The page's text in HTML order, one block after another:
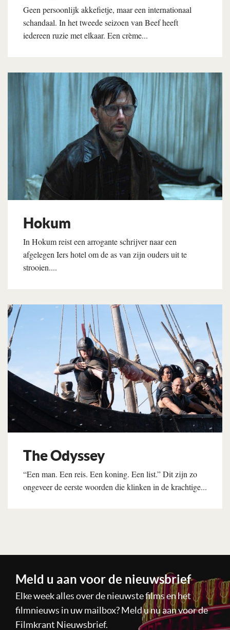
Geen persoonlijk akkefietje, maar een internationaal
schandaal. In het tweede seizoen van Beef heeft
iedereen ruzie met elkaar. Een crème...
Lees verder
Hokum
In Hokum reist een arrogante schrijver naar een
afgelegen Iers hotel om de as van zijn ouders uit te
strooien....
Lees verder
The Odyssey
“Een man. Een reis. Een koning. Een list.” Dit zijn zo
ongeveer de eerste woorden die klinken in de krachtige...
Meld u aan voor de nieuwsbrief
Elke week alles over de nieuwste films en het
filmnieuws in uw mailbox? Meld u nu aan voor de
Filmkrant Nieuwsbrief.